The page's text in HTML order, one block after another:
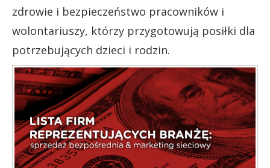
zdrowie i bezpieczeństwo pracowników i
wolontariuszy, którzy przygotowują posiłki dla
potrzebujących dzieci i rodzin.